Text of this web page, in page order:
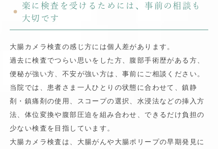
楽に検査を受けるためには、事前の相談も
大切です
大腸カメラ検査の感じ方には個人差があります。
過去に検査でつらい思いをした方、腹部手術歴がある方、
便秘が強い方、不安が強い方は、事前にご相談ください。
当院では、患者さま一人ひとりの状態に合わせて、鎮静
剤・鎮痛剤の使用、スコープの選択、水浸法などの挿入方
法、体位変換や腹部圧迫を組み合わせ、できるだけ負担の
少ない検査を目指しています。
大腸カメラ検査は、大腸がんや大腸ポリープの早期発見に